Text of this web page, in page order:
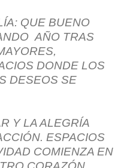
QUE BUENO
AÑO TRAS
DONDE LOS
DESEOS SE
Y LA ALEGRÍA
ESPACIOS
COMIENZA EN